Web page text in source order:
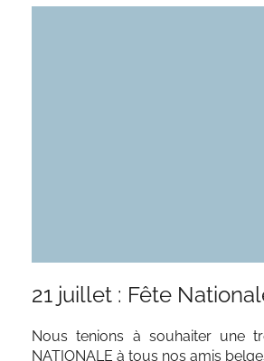
21 juillet : Fête
Nous tenions à souhaiter une
NATIONALE à tous nos amis